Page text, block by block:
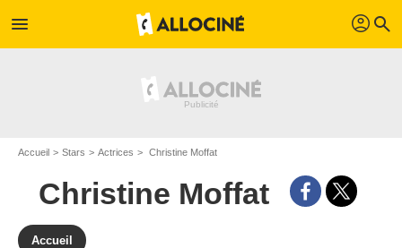
menu profil search
Accueil Stars Actrices Christine Moffat
Christine Moffat
Accueil